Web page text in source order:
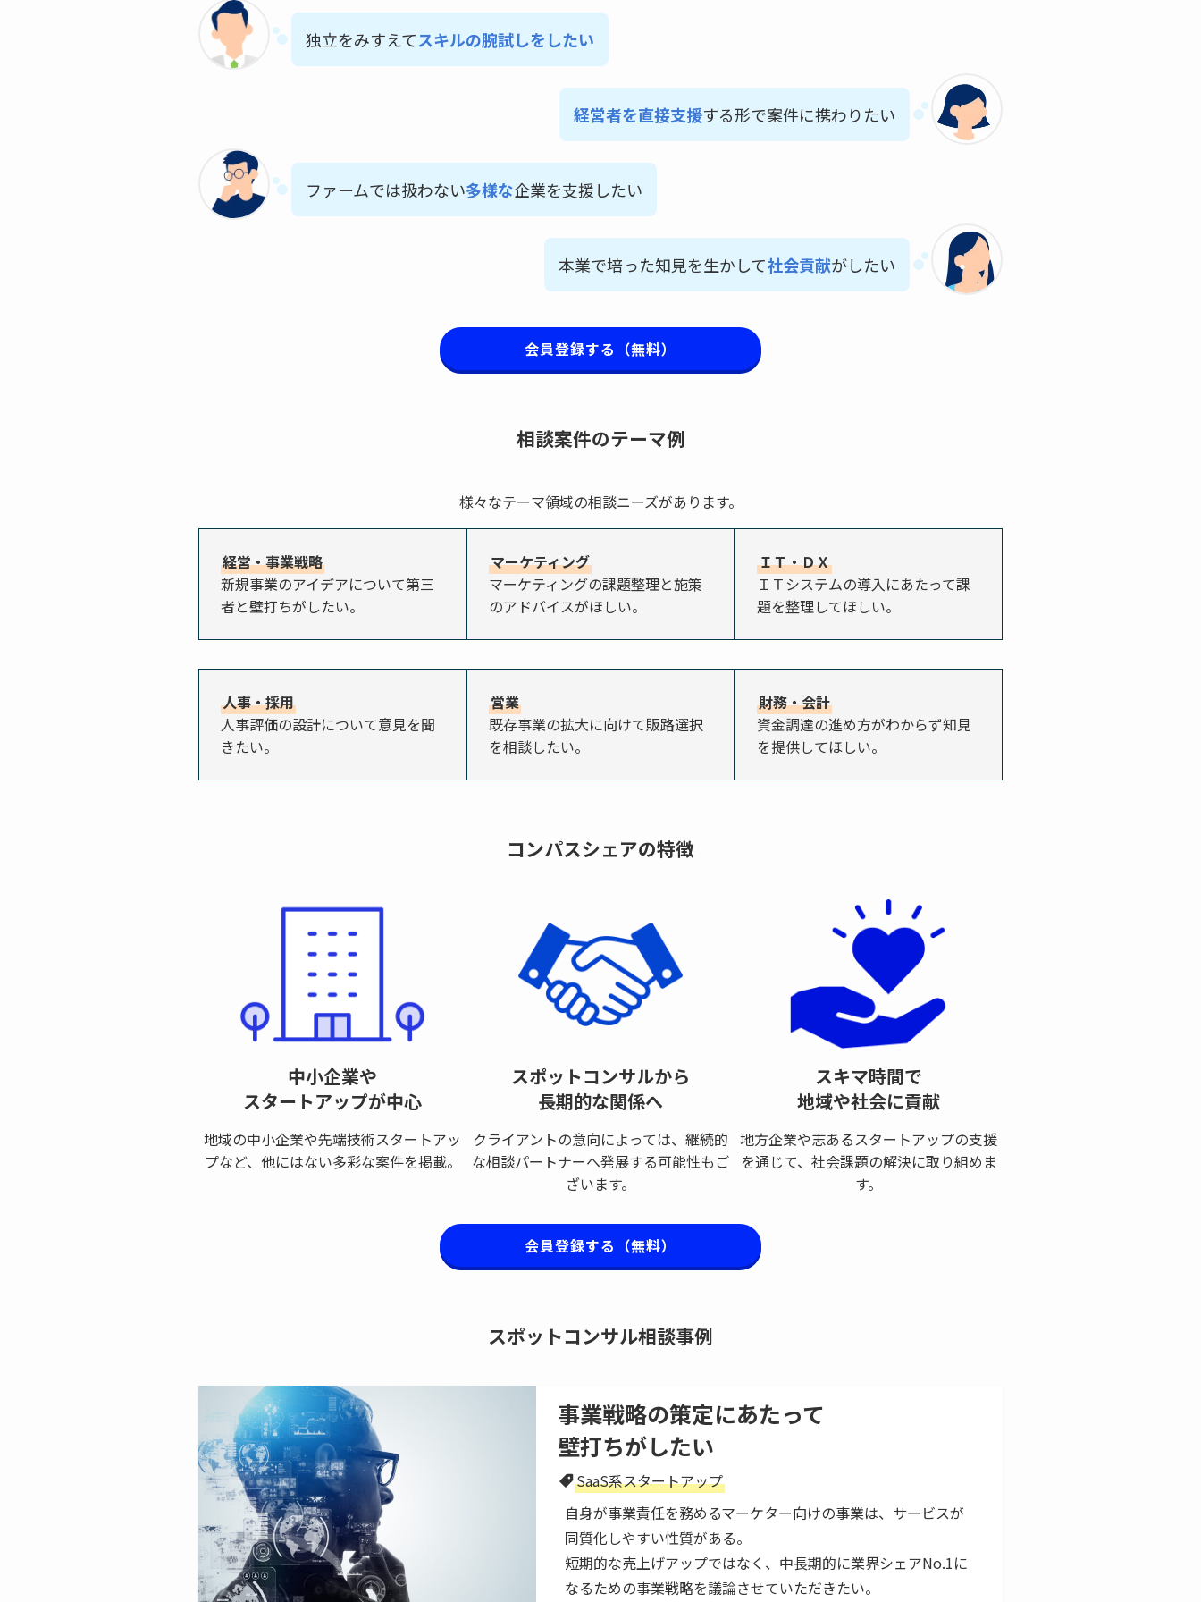
独立をみすえてスキルの腕試しをしたい
経営者を直接支援する形で案件に携わりたい
ファームでは扱わない多様な企業を支援したい
本業で培った知見を生かして社会貢献がしたい
会員登録する（無料）
相談案件のテーマ例
様々なテーマ領域の相談ニーズがあります。
経営・事業戦略
新規事業のアイデアについて第三
者と壁打ちがしたい。
マーケティング
マーケティングの課題整理と施策
のアドバイスがほしい。
ＩＴ・ＤＸ
ＩＴシステムの導入にあたって課
題を整理してほしい。
人事・採用
人事評価の設計について意見を聞
きたい。
営業
既存事業の拡大に向けて販路選択
を相談したい。
財務・会計
資金調達の進め方がわからず知見
を提供してほしい。
コンパスシェアの特徴
中小企業や
スタートアップが中心
地域の中小企業や先端技術スタートアッ
プなど、他にはない多彩な案件を掲載。
スポットコンサルから
長期的な関係へ
クライアントの意向によっては、継続的
な相談パートナーへ発展する可能性もご
ざいます。
スキマ時間で
地域や社会に貢献
地方企業や志あるスタートアップの支援
を通じて、社会課題の解決に取り組めま
す。
会員登録する（無料）
スポットコンサル相談事例
事業戦略の策定にあたって
壁打ちがしたい
SaaS系スタートアップ
自身が事業責任を務めるマーケター向けの事業は、サービスが
同質化しやすい性質がある。
短期的な売上げアップではなく、中長期的に業界シェアNo.1に
なるための事業戦略を議論させていただきたい。